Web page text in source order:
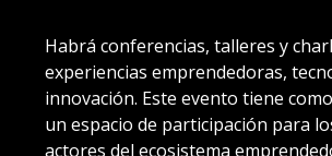
Habrá conferencias, talleres y
experiencias emprendedoras,
innovación. Este evento tiene
un espacio de participación para
actores del ecosistema